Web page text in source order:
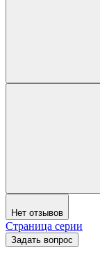
Нет отзывов
Страница серии
Задать вопрос